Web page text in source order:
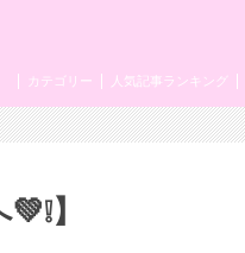
人気記事ランキング
カテゴリー
】